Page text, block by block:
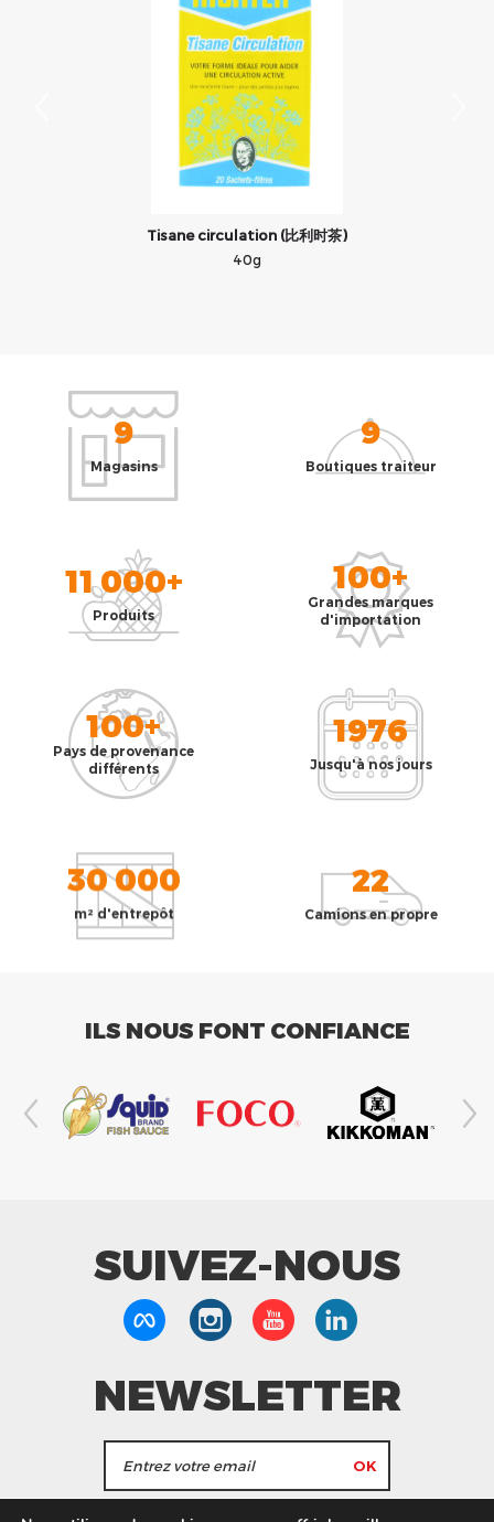
Tisane circulation (比利时茶)
40g
9
Magasins
9
Boutiques traiteur
11 000+
Produits
100+
Grandes marques
d'importation
100+
Pays de provenance
différents
1976
Jusqu'à nos jours
30 000
m² d'entrepôt
22
Camions en propre
ILS NOUS FONT CONFIANCE
SUIVEZ-NOUS
NEWSLETTER
J'accepte de recevoir les actualités et les